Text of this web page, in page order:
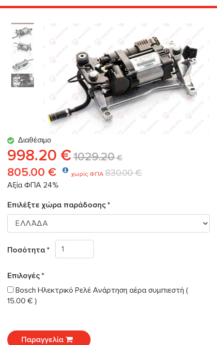
Διαθέσιμο
998.20 €1029.20€
805.00 € χωρίς ΦΠΑ 830.00 €
Αξία ΦΠΑ 24%
Επιλέξτε χώρα παράδοσης *
Ποσότητα *
Επιλογές *
Bosch Ηλεκτρικό Ρελέ Ανάρτηση αέρα συμπιεστή (
15.00 € )
Παραγγελία